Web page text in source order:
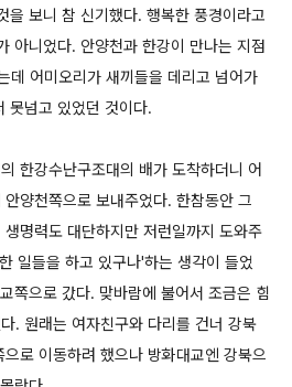
을 보니 참 신기했다. 행복한 풍경이라고
아니었다. 안양천과 한강이 만나는 지점
데 어미오리가 새끼들을 데리고 넘어가
못넘고 있었던 것이다.
한강수난구조대의 배가 도착하더니 어
양천쪽으로 보내주었다. 한참동안 그
명력도 대단하지만 저런일까지 도와주
일들을 하고 있구나'하는 생각이 들었
쪽으로 갔다. 맞바람에 불어서 조금은 힘
. 원래는 여자친구와 다리를 건너 강북
로 이동하려 했으나 방화대교엔 강북으